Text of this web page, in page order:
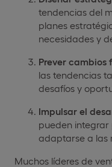
tendencias del
planes
necesidades y
Prever cambios
las tendencias
desafíos y
Impulsar el
pueden
adaptarse a las
Muchos líderes de